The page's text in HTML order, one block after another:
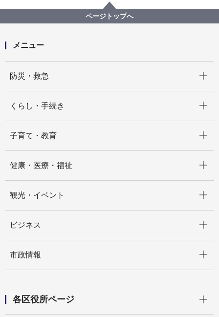
脱炭素・GREEN×EXPO推進局
記者発表 2025年度
再エネを通じた地域間循環に向けて、再エネ発電所見
ページトップへ
メニュー
防災・救急
くらし・手続き
子育て・教育
健康・医療・福祉
観光・イベント
ビジネス
市政情報
各区役所ページ